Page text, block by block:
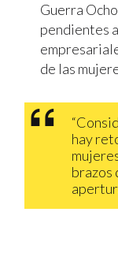
Guerra
pendientes
de las
hay
brazos